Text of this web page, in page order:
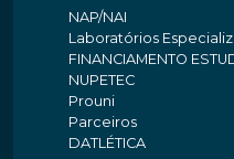
NAP/NAI
Laboratórios
FINANCIAMENTO
NUPETEC
Prouni
Parceiros
DATLÉTICA